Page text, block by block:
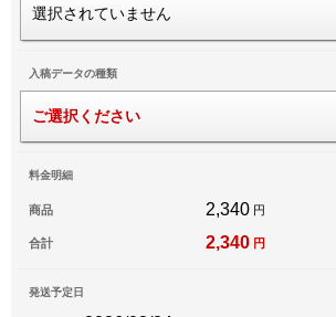
選択されていません
入稿データの種類
ご選択ください
料金明細
商品 2,340 円
合計 2,340 円
発送予定日